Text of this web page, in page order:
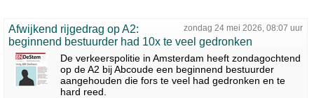
zondag 24 mei 2026, 08:07 uur
Afwijkend rijgedrag op A2:
beginnend bestuurder had 10x te veel gedronken
De verkeerspolitie in Amsterdam heeft zondagochtend
op de A2 bij Abcoude een beginnend bestuurder
aangehouden die fors te veel had gedronken en te
hard reed.